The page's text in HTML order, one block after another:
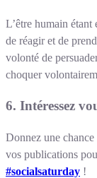
L’être humain
de réagir et de
volonté de
choquer
6. Intéressez
Donnez une
vos publications
#socialsaturday !